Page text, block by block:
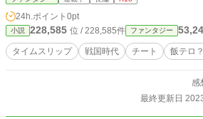
24h.ポイント 0pt
小説 228,585 位 / 228,585件 ファンタジー
タイムスリップ 戦国時代 チート 飯テロ？
感
最終更新日